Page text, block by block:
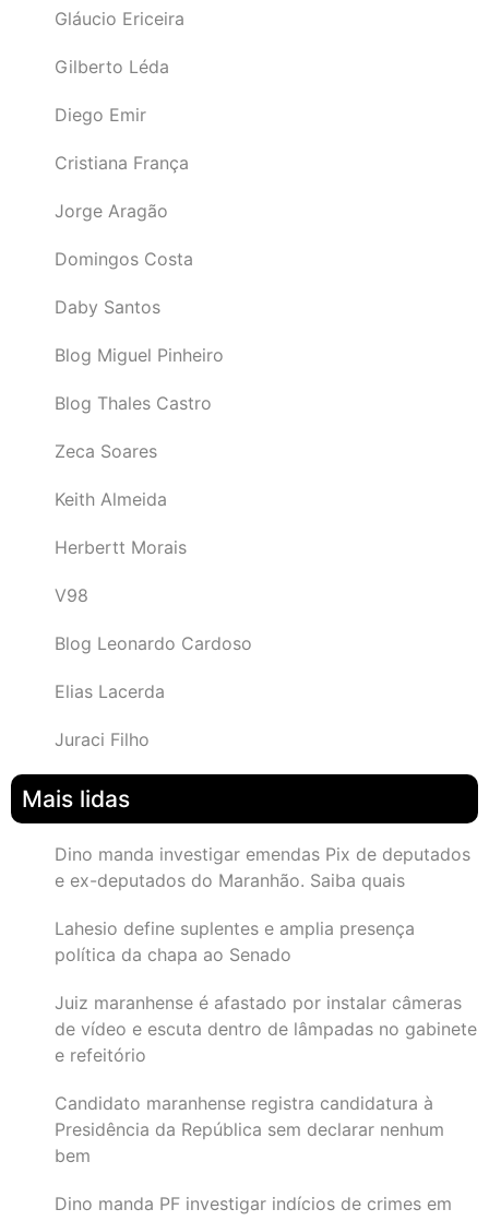
Gláucio Ericeira
Gilberto Léda
Diego Emir
Cristiana França
Jorge Aragão
Domingos Costa
Daby Santos
Blog Miguel Pinheiro
Blog Thales Castro
Zeca Soares
Keith Almeida
Herbertt Morais
V98
Blog Leonardo Cardoso
Elias Lacerda
Juraci Filho
Mais lidas
Dino manda investigar emendas Pix de deputados
e ex-deputados do Maranhão. Saiba quais
Lahesio define suplentes e amplia presença
política da chapa ao Senado
Juiz maranhense é afastado por instalar câmeras
de vídeo e escuta dentro de lâmpadas no gabinete
e refeitório
Candidato maranhense registra candidatura à
Presidência da República sem declarar nenhum
bem
Dino manda PF investigar indícios de crimes em